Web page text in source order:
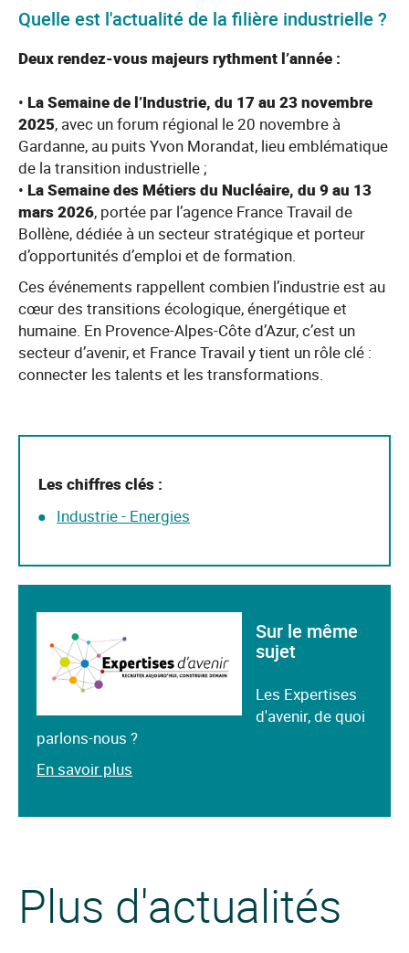
Quelle est l'actualité de la filière industrielle ?
Deux rendez-vous majeurs rythment l’année :
• La Semaine de l’Industrie, du 17 au 23 novembre
2025, avec un forum régional le 20 novembre à
Gardanne, au puits Yvon Morandat, lieu emblématique
de la transition industrielle ;
• La Semaine des Métiers du Nucléaire, du 9 au 13
mars 2026, portée par l’agence France Travail de
Bollène, dédiée à un secteur stratégique et porteur
d’opportunités d’emploi et de formation.
Ces événements rappellent combien l’industrie est au
cœur des transitions écologique, énergétique et
humaine. En Provence-Alpes-Côte d’Azur, c’est un
secteur d’avenir, et France Travail y tient un rôle clé :
connecter les talents et les transformations.
Les chiffres clés :
Industrie - Energies
Sur le même
sujet
Les Expertises
d'avenir, de quoi
parlons-nous ?
En savoir plus
Plus d'actualités